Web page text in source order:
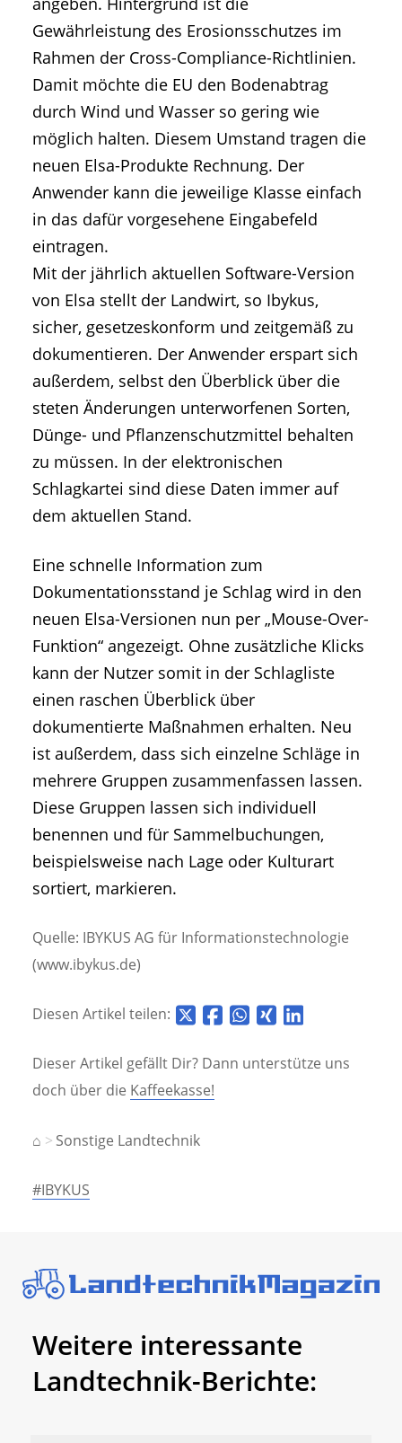
Gewährleistung des Erosionsschutzes im
Rahmen der Cross-Compliance-Richtlinien.
Damit möchte die EU den Bodenabtrag
durch Wind und Wasser so gering wie
möglich halten. Diesem Umstand tragen die
neuen Elsa-Produkte Rechnung. Der
Anwender kann die jeweilige Klasse einfach
in das dafür vorgesehene Eingabefeld
eintragen.
Mit der jährlich aktuellen Software-Version
von Elsa stellt der Landwirt, so Ibykus,
sicher, gesetzeskonform und zeitgemäß zu
dokumentieren. Der Anwender erspart sich
außerdem, selbst den Überblick über die
steten Änderungen unterworfenen Sorten,
Dünge- und Pflanzenschutzmittel behalten
zu müssen. In der elektronischen
Schlagkartei sind diese Daten immer auf
dem aktuellen Stand.
Eine schnelle Information zum
Dokumentationsstand je Schlag wird in den
neuen Elsa-Versionen nun per „Mouse-Over-
Funktion“ angezeigt. Ohne zusätzliche Klicks
kann der Nutzer somit in der Schlagliste
einen raschen Überblick über
dokumentierte Maßnahmen erhalten. Neu
ist außerdem, dass sich einzelne Schläge in
mehrere Gruppen zusammenfassen lassen.
Diese Gruppen lassen sich individuell
benennen und für Sammelbuchungen,
beispielsweise nach Lage oder Kulturart
sortiert, markieren.
Quelle: IBYKUS AG für Informationstechnologie
(www.ibykus.de)
Diesen Artikel teilen:
Dieser Artikel gefällt Dir? Dann unterstütze uns
doch über die Kaffeekasse!
⌂ Sonstige Landtechnik
#IBYKUS
Weitere interessante
Landtechnik-Berichte: